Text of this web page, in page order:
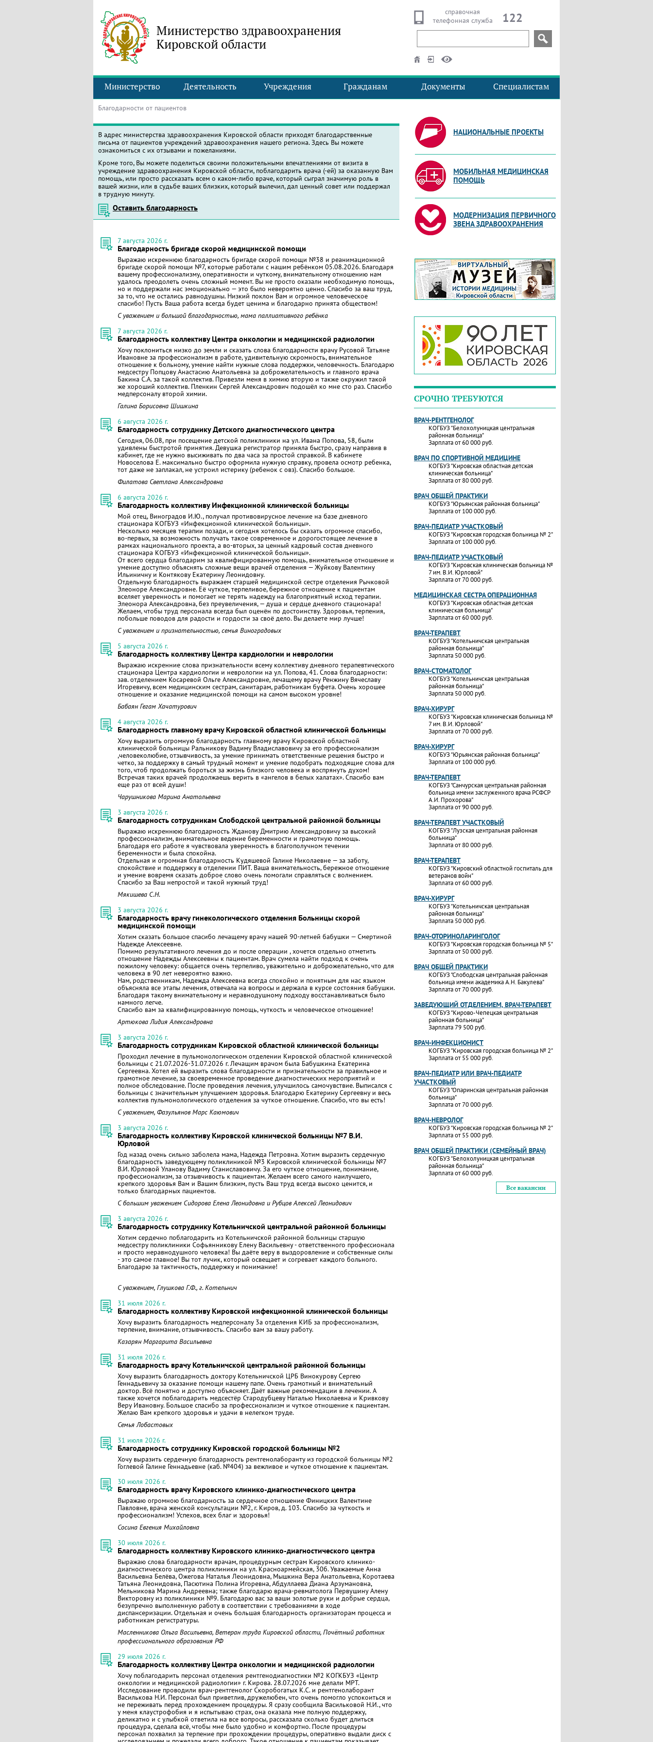
Министерство здравоохранения
Кировской области
справочная
телефонная служба
122
Министерство Деятельность Учреждения Гражданам Документы Специалистам
Благодарности от пациентов
В адрес министерства здравоохранения Кировской области приходят благодарственные
письма от пациентов учреждений здравоохранения нашего региона. Здесь Вы можете
ознакомиться с их отзывами и пожеланиями.
Кроме того, Вы можете поделиться своими положительными впечатлениями от визита в
учреждение здравоохранения Кировской области, поблагодарить врача (-ей) за оказанную Вам
помощь, или просто рассказать всем о каком-либо враче, который сыграл значимую роль в
вашей жизни, или в судьбе ваших близких, который вылечил, дал ценный совет или поддержал
в трудную минуту.
Оставить благодарность
7 августа 2026 г.
Благодарность бригаде скорой медицинской помощи
Выражаю искреннюю благодарность бригаде скорой помощи №38 и реанимационной
бригаде скорой помощи №7, которые работали с нашим ребёнком 05.08.2026. Благодаря
вашему профессионализму, оперативности и чуткому, внимательному отношению нам
удалось преодолеть очень сложный момент. Вы не просто оказали необходимую помощь,
но и поддержали нас эмоционально — это было невероятно ценно. Спасибо за ваш труд,
за то, что не остались равнодушны. Низкий поклон Вам и огромное человеческое
спасибо! Пусть Ваша работа всегда будет ценима и благодарно принята обществом!
С уважением и большой благодарностью, мама паллиативного ребёнка
7 августа 2026 г.
Благодарность коллективу Центра онкологии и медицинской радиологии
Хочу поклониться низко до земли и сказать слова благодарности врачу Русовой Татьяне
Ивановне за профессионализм в работе, удивительную скромность, внимательное
отношение к больному, умение найти нужные слова поддержки, человечность. Благодарю
медсестру Попцову Анастасию Анатольевна за доброжелательность и главного врача
Бакина С.А. за такой коллектив. Привезли меня в химию вторую и также окружил такой
же хороший коллектив. Пленкин Сергей Александрович подошёл ко мне сто раз. Спасибо
медперсоналу второй химии.
Галина Борисовна Шишкина
6 августа 2026 г.
Благодарность сотруднику Детского диагностического центра
Сегодня, 06.08, при посещение детской поликлиники на ул. Ивана Попова, 58, были
удивлены быстротой принятия. Девушка регистратор приняла быстро, сразу направив в
кабинет, где не нужно высиживать по два часа за простой справкой. В кабинете
Новоселова Е. максимально быстро оформила нужную справку, провела осмотр ребенка,
тот даже не заплакал, не устроил истерику (ребенок с овз). Спасибо большое.
Филатова Светлана Александровна
6 августа 2026 г.
Благодарность коллективу Инфекционной клинической больницы
Мой отец, Виноградов И.Ю., получал противовирусное лечение на базе дневного
стационара КОГБУЗ «Инфекционной клинической больницы».
Несколько месяцев терапии позади, и сегодня хотелось бы сказать огромное спасибо,
во‑первых, за возможность получать такое современное и дорогостоящее лечение в
рамках национального проекта, а во‑вторых, за ценный кадровый состав дневного
стационара КОГБУЗ «Инфекционной клинической больницы».
От всего сердца благодарим за квалифицированную помощь, внимательное отношение и
умение доступно объяснять сложные вещи врачей отделения — Жуйкову Валентину
Ильиничну и Контякову Екатерину Леонидовну.
Отдельную благодарность выражаем старшей медицинской сестре отделения Рычковой
Элеоноре Александровне. Её чуткое, терпеливое, бережное отношение к пациентам
вселяет уверенность и помогает не терять надежду на благоприятный исход терапии.
Элеонора Александровна, без преувеличения, — душа и сердце дневного стационара!
Желаем, чтобы труд персонала всегда был оценён по достоинству. Здоровья, терпения,
побольше поводов для радости и гордости за своё дело. Вы делаете мир лучше!
С уважением и признательностью, семья Виноградовых
5 августа 2026 г.
Благодарность коллективу Центра кардиологии и неврологии
Выражаю искренние слова признательности всему коллективу дневного терапевтического
стационара Центра кардиологии и неврологии на ул. Попова, 41. Слова благодарности:
зав. отделением Косаревой Ольге Александровне, лечащему врачу Ренжину Вячеславу
Игоревичу, всем медицинским сестрам, санитарам, работникам буфета. Очень хорошее
отношение и оказание медицинской помощи на самом высоком уровне!
Бабаян Гегам Хачатурович
4 августа 2026 г.
Благодарность главному врачу Кировской областной клинической больницы
Хочу выразить огромную благодарность главному врачу Кировской областной
клинической больницы Ральникову Вадиму Владиславовичу за его профессионализм
,человеколюбие, отзывчивость, за умение принимать ответственные решения быстро и
четко, за поддержку в самый трудный момент и умение подобрать подходящие слова для
того, чтоб продолжать бороться за жизнь близкого человека и воспрянуть духом!
Встречая таких врачей продолжаешь верить в «ангелов в белых халатах». Спасибо вам
еще раз от всей души!
Чарушникова Марина Анатольевна
3 августа 2026 г.
Благодарность сотрудникам Слободской центральной районной больницы
Выражаю искреннюю благодарность Жданову Дмитрию Александровичу за высокий
профессионализм, внимательное ведение беременности и грамотную помощь.
Благодаря его работе я чувствовала уверенность в благополучном течении
беременности и была спокойна.
Отдельная и огромная благодарность Кудяшевой Галине Николаевне — за заботу,
спокойствие и поддержку в отделении ПИТ. Ваша внимательность, бережное отношение
и умение вовремя сказать доброе слово очень помогали справляться с волнением.
Спасибо за Ваш непростой и такой нужный труд!
Мякишева С.Н.
3 августа 2026 г.
Благодарность врачу гинекологического отделения Больницы скорой
медицинской помощи
Хотим сказать большое спасибо лечащему врачу нашей 90-летней бабушки — Смертиной
Надежде Алексеевне.
​Помимо результативного лечения до и после операции , хочется отдельно отметить
отношение Надежды Алексеевны к пациентам. Врач сумела найти подход к очень
пожилому человеку: общается очень терпеливо, уважительно и доброжелательно, что для
человека в 90 лет невероятно важно.
​Нам, родственникам, Надежда Алексеевна всегда спокойно и понятным для нас языком
объясняла все этапы лечения, отвечала на вопросы и держала в курсе состояния бабушки.
Благодаря такому внимательному и неравнодушному подходу восстанавливаться было
намного легче.
​Спасибо вам за квалифицированную помощь, чуткость и человеческое отношение!
Артюкова Лидия Александровна
3 августа 2026 г.
Благодарность сотрудникам Кировской областной клинической больницы
Проходил лечение в пульмонологическом отделении Кировской областной клинической
больницы с 21.07.2026-31.07.2026 г. Лечащим врачом была Бабушкина Екатерина
Сергеевна. Хотел ей выразить слова благодарности и признательности за правильное и
грамотное лечение, за своевременное проведение диагностических мероприятий и
полное обследование. После проведения лечения, улучшилось самочувствие. Выписался с
больницы с значительным улучшением здоровья. Благодарю Екатерину Сергеевну и весь
коллектив пульмонологического отделения за чуткое отношение. Спасибо, что вы есть!
С уважением, Фазульянов Марс Каюмович
3 августа 2026 г.
Благодарность коллективу Кировской клинической больницы №7 В.И.
Юрловой
Год назад очень сильно заболела мама, Надежда Петровна. Хотим выразить сердечную
благодарность заведующему поликлиникой №3 Кировской клинической больницы №7
В.И. Юрловой Уланову Вадиму Станиславовичу. За его чуткое отношение, понимание,
профессионализм, за отзывчивость к пациентам. Желаем всего самого наилучшего,
крепкого здоровья Вам и Вашим близким, пусть Ваш труд всегда высоко ценится, и
только благодарных пациентов.
С большим уважением Сидорова Елена Леонидовна и Рубцов Алексей Леонидович
3 августа 2026 г.
Благодарность сотруднику Котельничской центральной районной больницы
Хотим сердечно поблагодарить из Котельничской районной больницы старшую
медсестру поликлиники Софьянникову Елену Васильевну - ответственного профессионала
и просто неравнодушного человека! Вы даёте веру в выздоровление и собственные силы
- это самое главное! Вы тот лучик, который освещает и согревает каждого больного.
Благодарю за тактичность, поддержку и понимание!
С уважением, Глушкова Г.Ф., г. Котельнич
31 июля 2026 г.
Благодарность коллективу Кировской инфекционной клинической больницы
Хочу выразить благодарность медперсоналу 3а отделения КИБ за профессионализм,
терпение, внимание, отзывчивость. Спасибо вам за вашу работу.
Казарян Маргарита Васильевна
31 июля 2026 г.
Благодарность врачу Котельничской центральной районной больницы
Хочу выразить благодарность доктору Котельничской ЦРБ Винокурову Сергею
Геннадьевичу за оказание помощи нашему папе. Очень грамотный и внимательный
доктор. Всё понятно и доступно объясняет. Даёт важные рекомендации в лечении. А
также хочется поблагодарить медсестёр Стародубцеву Наталью Николаевна и Кривкову
Веру Ивановну. Большое спасибо за профессионализм и чуткое отношение к пациентам.
Желаю Вам крепкого здоровья и удачи в нелегком труде.
Семья Лобастовых
31 июля 2026 г.
Благодарность сотруднику Кировской городской больницы №2
Хочу выразить сердечную благодарность рентгенолаборанту из городской больницы №2
Гоглевой Галине Геннадьевне (каб. №404) за вежливое и чуткое отношение к пациентам.
30 июля 2026 г.
Благодарность врачу Кировского клинико-диагностического центра
Выражаю огромною благодарность за сердечное отношение Финицких Валентине
Павловне, врача женской консультации №2, г. Киров, д. 103. Спасибо за чуткость и
профессионализм! Успехов, всех благ и здоровья!
Сосина Евгения Михайловна
30 июля 2026 г.
Благодарность коллективу Кировского клинико-диагностического центра
Выражаю слова благодарности врачам, процедурным сестрам Кировского клинико-
диагностического центра поликлиники на ул. Красноармейская, 30б. Уважаемые Анна
Васильевна Белёва, Ожегова Наталья Леонидовна, Мышкина Вера Анатольевна, Коротаева
Татьяна Леонидовна, Пасютина Полина Игоревна, Абдуллаева Диана Арзумановна,
Мельникова Марина Андреевна; также благодарю врача-ревматолога Первушину Алену
Викторовну из поликлиники №9. Благодарю вас за ваши золотые руки и добрые сердца,
безупречно выполненную работу в соответствии с требованиями в ходе
диспансеризации. Отдельная и очень большая благодарность организаторам процесса и
работникам регистратуры.
Масленникова Ольга Васильевна, Ветеран труда Кировской области, Почётный работник
профессионального образования РФ
29 июля 2026 г.
Благодарность коллективу Центра онкологии и медицинской радиологии
Хочу поблагодарить персонал отделения рентгенодиагностики №2 КОГКБУЗ «Центр
онкологии и медицинской радиологии» г. Кирова. 28.07.2026 мне делали МРТ.
Исследование проводили врач-рентгенолог Скоробогатых К.С. и рентгенолаборант
Василькова Н.И. Персонал был приветлив, дружелюбен, что очень помогло успокоиться и
не переживать перед прохождением процедуры. Я сразу сообщила Васильковой Н.И., что
у меня клаустрофобия и я испытываю страх, она оказала мне полную поддержку,
деликатно и с улыбкой ответила на все вопросы, рассказала сколько будет длиться
процедура, сделала всё, чтобы мне было удобно и комфортно. После процедуры
персонал похвалил за терпение при прохождении процедуры, оперативно выдали диск с
НАЦИОНАЛЬНЫЕ ПРОЕКТЫ
МОБИЛЬНАЯ МЕДИЦИНСКАЯ
ПОМОЩЬ
МОДЕРНИЗАЦИЯ ПЕРВИЧНОГО
ЗВЕНА ЗДРАВООХРАНЕНИЯ
СРОЧНО ТРЕБУЮТСЯ
ВРАЧ-РЕНТГЕНОЛОГ
КОГБУЗ "Белохолуницкая центральная
районная больница"
Зарплата от 60 000 руб.
ВРАЧ ПО СПОРТИВНОЙ МЕДИЦИНЕ
КОГБУЗ "Кировская областная детская
клиническая больница"
Зарплата от 80 000 руб.
ВРАЧ ОБЩЕЙ ПРАКТИКИ
КОГБУЗ "Юрьянская районная больница"
Зарплата от 100 000 руб.
ВРАЧ-ПЕДИАТР УЧАСТКОВЫЙ
КОГБУЗ "Кировская городская больница № 2"
Зарплата от 100 000 руб.
ВРАЧ-ПЕДИАТР УЧАСТКОВЫЙ
КОГБУЗ "Кировская клиническая больница №
7 им. В.И. Юрловой"
Зарплата от 70 000 руб.
МЕДИЦИНСКАЯ СЕСТРА ОПЕРАЦИОННАЯ
КОГБУЗ "Кировская областная детская
клиническая больница"
Зарплата от 60 000 руб.
ВРАЧ-ТЕРАПЕВТ
КОГБУЗ "Котельничская центральная
районная больница"
Зарплата 50 000 руб.
ВРАЧ-СТОМАТОЛОГ
КОГБУЗ "Котельничская центральная
районная больница"
Зарплата 50 000 руб.
ВРАЧ-ХИРУРГ
КОГБУЗ "Кировская клиническая больница №
7 им. В.И. Юрловой"
Зарплата от 70 000 руб.
ВРАЧ-ХИРУРГ
КОГБУЗ "Юрьянская районная больница"
Зарплата от 100 000 руб.
ВРАЧ-ТЕРАПЕВТ
КОГБУЗ "Санчурская центральная районная
больница имени заслуженного врача РСФСР
А.И. Прохорова"
Зарплата от 90 000 руб.
ВРАЧ-ТЕРАПЕВТ УЧАСТКОВЫЙ
КОГБУЗ "Лузская центральная районная
больница"
Зарплата от 80 000 руб.
ВРАЧ-ТЕРАПЕВТ
КОГБУЗ "Кировский областной госпиталь для
ветеранов войн"
Зарплата от 60 000 руб.
ВРАЧ-ХИРУРГ
КОГБУЗ "Котельничская центральная
районная больница"
Зарплата 50 000 руб.
ВРАЧ-ОТОРИНОЛАРИНГОЛОГ
КОГБУЗ "Кировская городская больница № 5"
Зарплата от 50 000 руб.
ВРАЧ ОБЩЕЙ ПРАКТИКИ
КОГБУЗ "Слободская центральная районная
больница имени академика А.Н. Бакулева"
Зарплата от 70 000 руб.
ЗАВЕДУЮЩИЙ ОТДЕЛЕНИЕМ, ВРАЧ-ТЕРАПЕВТ
КОГБУЗ "Кирово-Чепецкая центральная
районная больница"
Зарплата 79 500 руб.
ВРАЧ-ИНФЕКЦИОНИСТ
КОГБУЗ "Кировская городская больница № 2"
Зарплата от 55 000 руб.
ВРАЧ-ПЕДИАТР ИЛИ ВРАЧ-ПЕДИАТР
УЧАСТКОВЫЙ
КОГБУЗ "Опаринская центральная районная
больница"
Зарплата от 70 000 руб.
ВРАЧ-НЕВРОЛОГ
КОГБУЗ "Кировская городская больница № 2"
Зарплата от 55 000 руб.
ВРАЧ ОБЩЕЙ ПРАКТИКИ (СЕМЕЙНЫЙ ВРАЧ)
КОГБУЗ "Белохолуницкая центральная
районная больница"
Зарплата от 60 000 руб.
Все вакансии